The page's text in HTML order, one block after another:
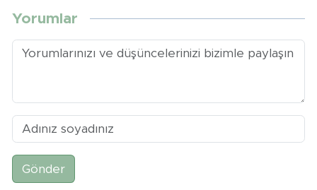
Yorumlar
Gönder